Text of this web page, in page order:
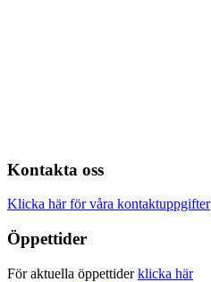
Kontakta oss
Klicka här för våra kontaktuppgifter
Öppettider
För aktuella öppettiderklicka här